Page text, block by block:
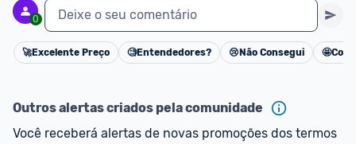
0 Deixe o seu comentário
Cancelar
🚀Excelente Preço 🧐Entendedores? 😢 Não Consegui 🤩
Outros alertas criados pela comunidade
Você receberá alertas de novas promoções dos termos